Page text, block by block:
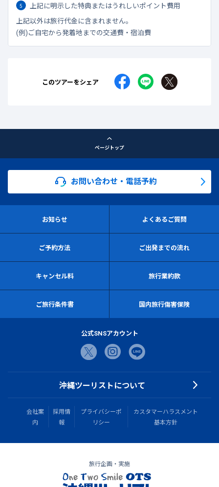
上記に明示した特典またはうれしいポイント費用
上記以外は旅行代金に含まれません。
(例)ご自宅から発着地までの交通費・宿泊費
このツアーをシェア
ページトップ
お問い合わせ・電話予約
お知らせ よくあるご質問
ご予約方法 ご出発までの流れ
キャンセル料 旅行業約款
ご旅行条件書 国内旅行傷害保険
公式SNSアカウント
沖縄ツーリストについて
会社案
内
採用情
報
プライバシーポ
リシー
カスタマーハラスメント
基本方針
旅行企画・実施